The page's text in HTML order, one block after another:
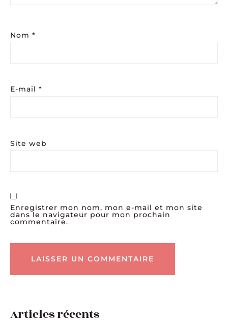
Nom *
E-mail *
Site web
Enregistrer mon nom, mon e-mail et mon site
dans le navigateur pour mon prochain
commentaire.
Articles récents